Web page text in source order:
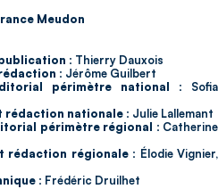
Meudon
: Thierry Dauxois
: Jérôme Guilbert
périmètre national : Sofia
rédaction nationale : Julie Lallemant
périmètre régional : Catherine
rédaction régionale : Élodie Vignier,
: Frédéric Druilhet